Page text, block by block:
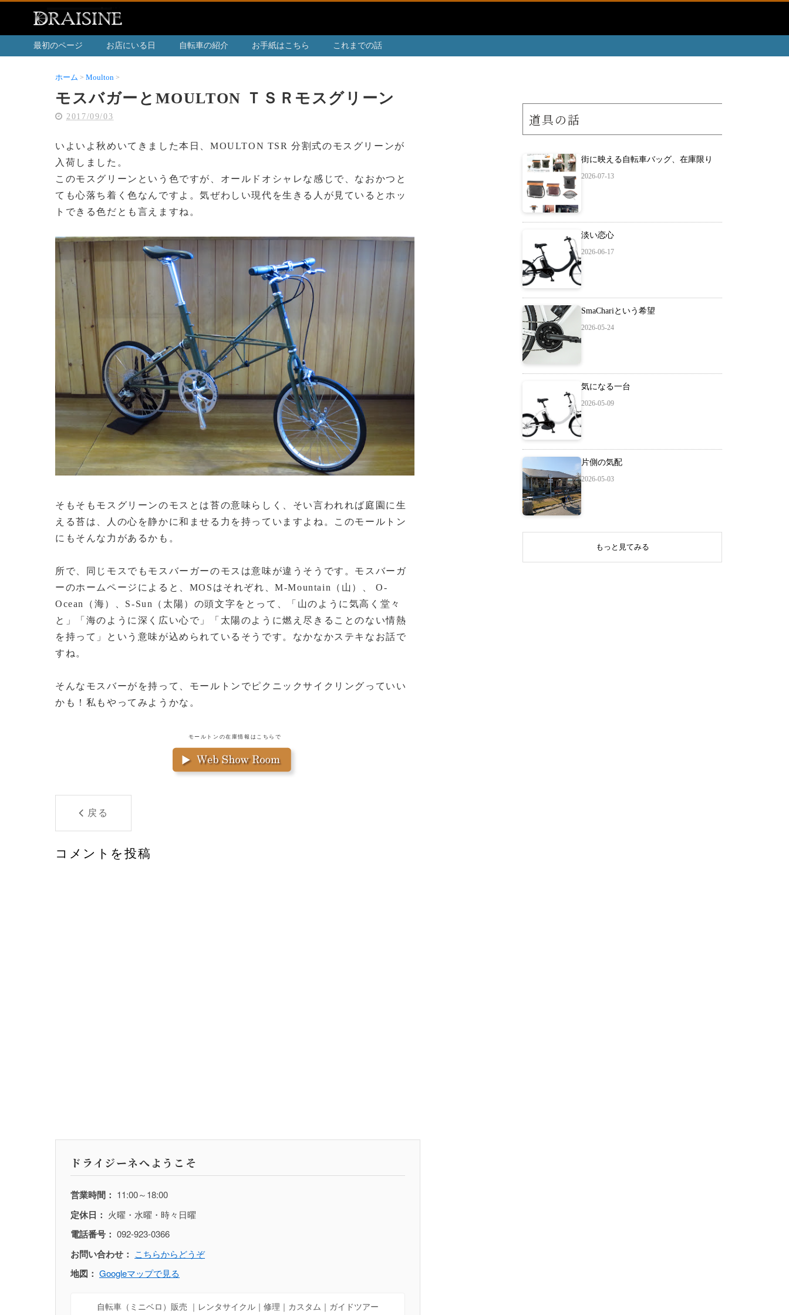
最初のページ お店にいる日 自転車の紹介 お手紙はこちら これまでの話
ホーム Moulton
モスバガーとMOULTON ＴＳＲモスグリーン
2017/09/03
いよいよ秋めいてきました本日、MOULTON TSR 分割式のモスグリーンが
入荷しました。
このモスグリーンという色ですが、オールドオシャレな感じで、なおかつと
ても心落ち着く色なんですよ。気ぜわしい現代を生きる人が見ているとホッ
トできる色だとも言えますね。
そもそもモスグリーンのモスとは苔の意味らしく、そい言われれば庭園に生
える苔は、人の心を静かに和ませる力を持っていますよね。このモールトン
にもそんな力があるかも。
所で、同じモスでもモスバーガーのモスは意味が違うそうです。モスバーガ
ーのホームページによると、MOSはそれぞれ、M-Mountain（山）、 O-
Ocean（海）、S-Sun（太陽）の頭文字をとって、「山のように気高く堂々
と」「海のように深く広い心で」「太陽のように燃え尽きることのない情熱
を持って」という意味が込められているそうです。なかなかステキなお話で
すね。
そんなモスバーがを持って、モールトンでピクニックサイクリングっていい
かも！私もやってみようかな。
モールトンの在庫情報はこちらで
戻る
コメントを投稿
ドライジーネへようこそ
営業時間： 11:00～18:00
定休日： 火曜・水曜・時々日曜
電話番号： 092-923-0366
お問い合わせ： こちらからどうぞ
地図： Googleマップで見る
自転車（ミニベロ）販売 ｜レンタサイクル｜修理｜カスタム｜ガイドツアー
道具の話
街に映える自転車バッグ、在庫限り
2026-07-13
淡い恋心
2026-06-17
SmaChariという希望
2026-05-24
気になる一台
2026-05-09
片側の気配
2026-05-03
もっと見てみる